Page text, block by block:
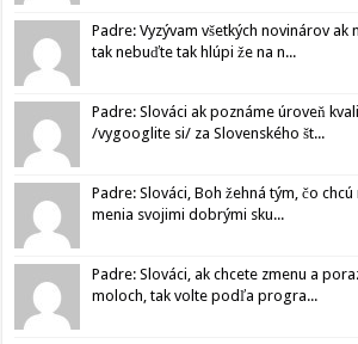
Padre: Vyzývam všetkých novinárov ak
tak nebuďte tak hlúpi že na n...
Padre: Slováci ak poznáme úroveň
/vygooglite si/ za Slovenského št...
Padre: Slováci, Boh žehná tým, čo
menia svojimi dobrými sku...
Padre: Slováci, ak chcete zmenu a
moloch, tak volte podľa progra...